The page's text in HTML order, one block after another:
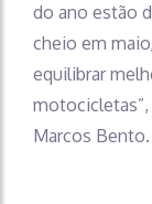
do ano estão
cheio em
equilibrar
Marcos Bento.